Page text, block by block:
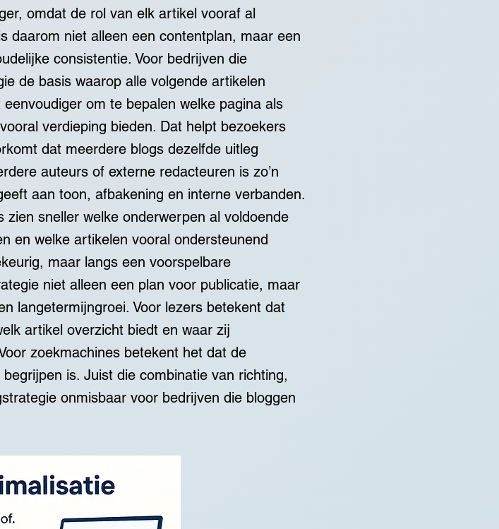
omdat de rol van elk artikel vooraf al
daarom niet alleen een contentplan, maar een
consistentie. Voor bedrijven die
de basis waarop alle volgende artikelen
om te bepalen welke pagina als
verdieping bieden. Dat helpt bezoekers
dat meerdere blogs dezelfde uitleg
auteurs of externe redacteuren is zo’n
aan toon, afbakening en interne verbanden.
sneller welke onderwerpen al voldoende
en welke artikelen vooral ondersteunend
maar langs een voorspelbare
niet alleen een plan voor publicatie, maar
langetermijngroei. Voor lezers betekent dat
artikel overzicht biedt en waar zij
zoekmachines betekent het dat de
is. Juist die combinatie van richting,
onmisbaar voor bedrijven die bloggen